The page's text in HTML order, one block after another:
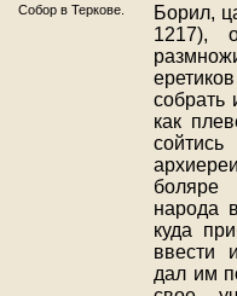
Собор в Теркове.
Борил,
1217),
собрать
как
боляре
народа
куда
ввести
дал им